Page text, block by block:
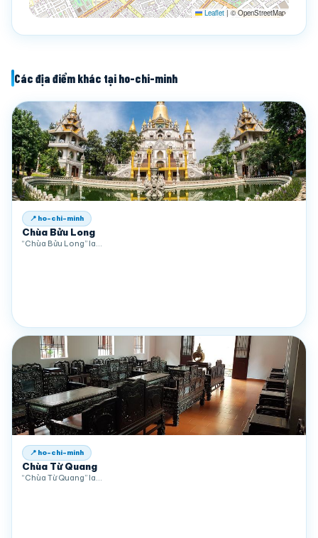
Leaflet | © OpenStreetMap
Các địa điểm khác tại ho-chi-minh
📍 ho-chi-minh
Chùa Bửu Long
“Chùa Bửu Long” la…
📍 ho-chi-minh
Chùa Từ Quang
“Chùa Từ Quang” la…